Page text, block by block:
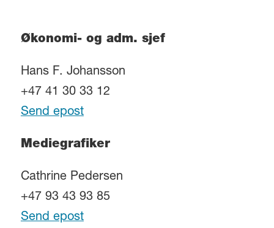
Økonomi- og adm. sjef
Hans F. Johansson
+47 41 30 33 12
Send epost
Mediegrafiker
Cathrine Pedersen
+47 93 43 93 85
Send epost